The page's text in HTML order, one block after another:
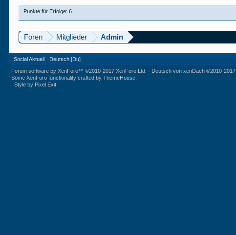
Punkte für Erfolge: 6
Foren Mitglieder Admin
Social Aktuell Deutsch [Du]
Forum software by XenForo™©2010-2017 XenForo Ltd. - Deutsch von xenDach©2010-2017
Some XenForo functionality crafted byThemeHouse
|Style by Pixel Exit